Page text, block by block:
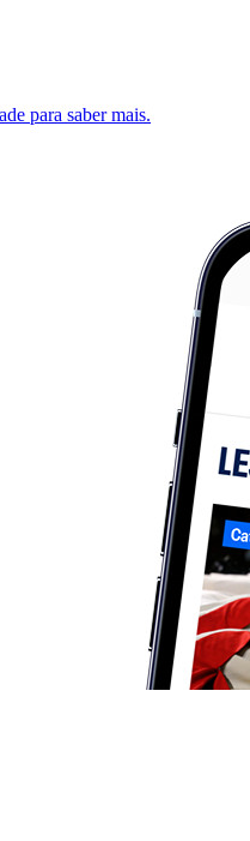
para saber mais.